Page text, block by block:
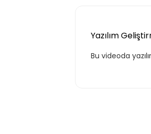
Yazılım
Bu videoda